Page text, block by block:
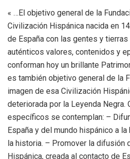
« …El objetivo general de la
Civilización Hispánica nacida en
de España con las gentes y
auténticos valores, contenidos y
conforman hoy un brillante
es también objetivo general de la
imagen de esa Civilización
deteriorada por la Leyenda Negra.
específicos se contemplan: –
España y del mundo hispánico a la
la historia. – Promover la difusión
Hispánica, creada al contacto de